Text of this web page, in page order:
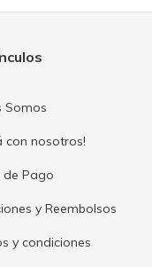
Somos
con nosotros!
de Pago
y Reembolsos
y condiciones